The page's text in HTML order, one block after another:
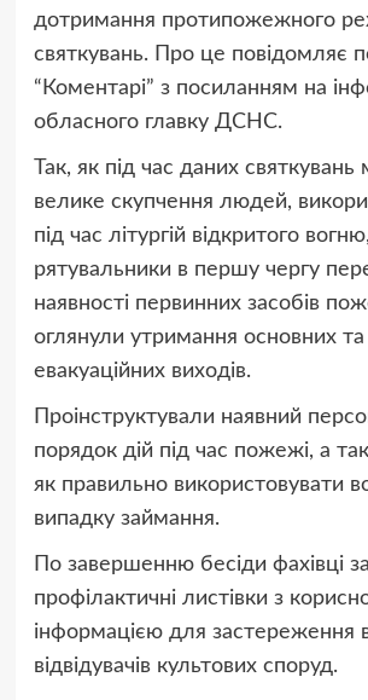
дотримання протипожежного
святкувань. Про це повідомляє
“Коментарі” з посиланням на
обласного главку ДСНС.
Так, як під час даних
велике скупчення людей,
під час літургій відкритого вогню,
рятувальники в першу чергу
наявності первинних засобів
оглянули утримання основних та
евакуаційних виходів.
Проінструктували наявний
порядок дій під час пожежі, а
як правильно використовувати
випадку займання.
По завершенню бесіди фахівці
профілактичні листівки з
інформацією для застереження
відвідувачів культових споруд.